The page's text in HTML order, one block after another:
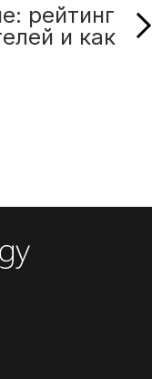
рейтинг
и как